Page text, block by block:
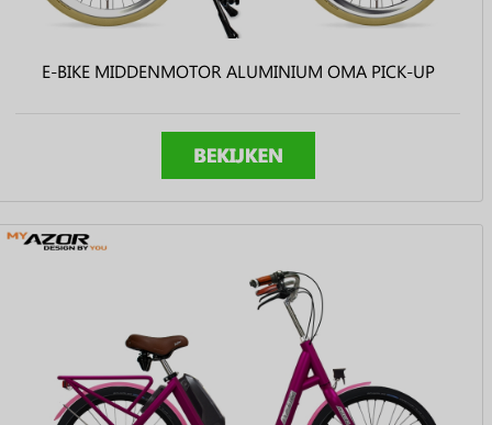
E-BIKE MIDDENMOTOR ALUMINIUM OMA PICK-UP